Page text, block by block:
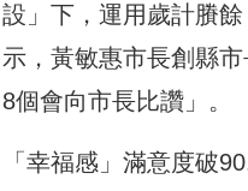
設」下，運用歲計賸
示，黃敏惠市長創縣
8個會向市長比讚」。
「幸福感」滿意度破